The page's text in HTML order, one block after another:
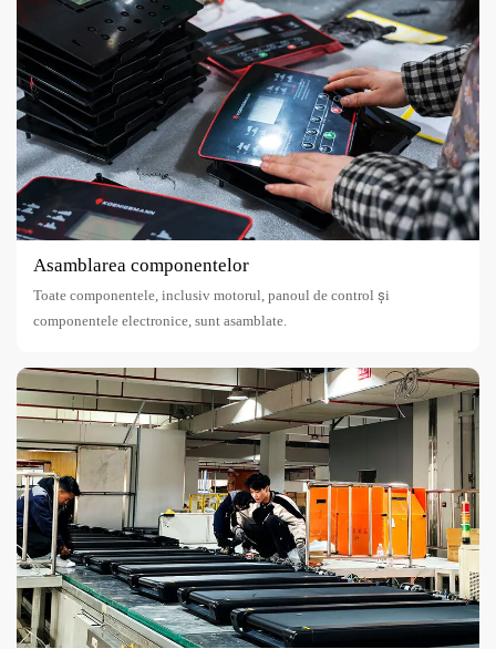
Asamblarea componentelor
Toate componentele, inclusiv motorul, panoul de control și
componentele electronice, sunt asamblate.